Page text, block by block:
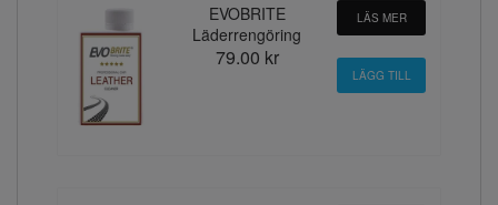
EVOBRITE
Läderrengöring
79.00 kr
LÄS MER